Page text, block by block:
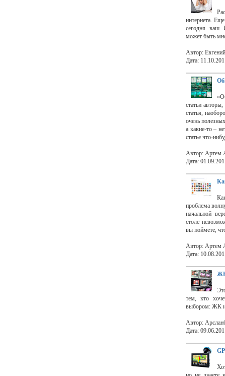
интернета.
сегодня ваш
может быть
Автор:
Дата:
статьи
статья,
очень
а какие-то –
статье что-
Автор: Артем
Дата:
проблема
начальной
столе
вы поймете,
Автор: Артем
Дата:
тем, кто
выбором: ЖК
Автор:
Дата: